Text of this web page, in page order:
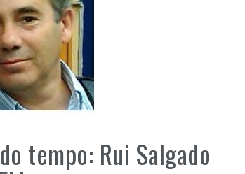
tempo: Rui Salgado